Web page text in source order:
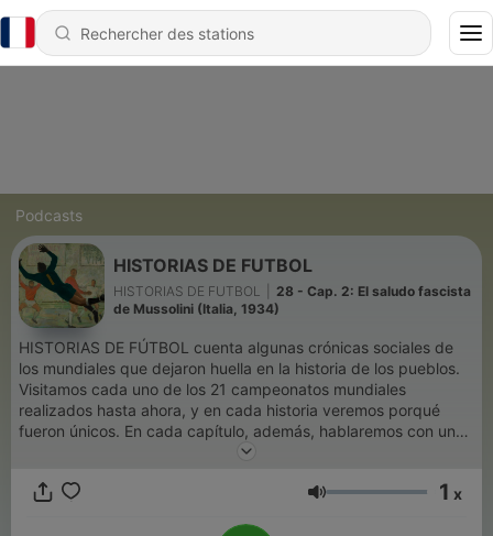
Podcasts
HISTORIAS DE FUTBOL
HISTORIAS DE FUTBOL
28 - Cap. 2: El saludo fascista
de Mussolini (Italia, 1934)
HISTORIAS DE FÚTBOL cuenta algunas crónicas sociales de
los mundiales que dejaron huella en la historia de los pueblos.
Visitamos cada uno de los 21 campeonatos mundiales
realizados hasta ahora, y en cada historia veremos porqué
fueron únicos. En cada capítulo, además, hablaremos con un
invitado especial, de diversas corrientes y actividades, para
todo en la actualidad y en el Ecuador.
Volume 1 x